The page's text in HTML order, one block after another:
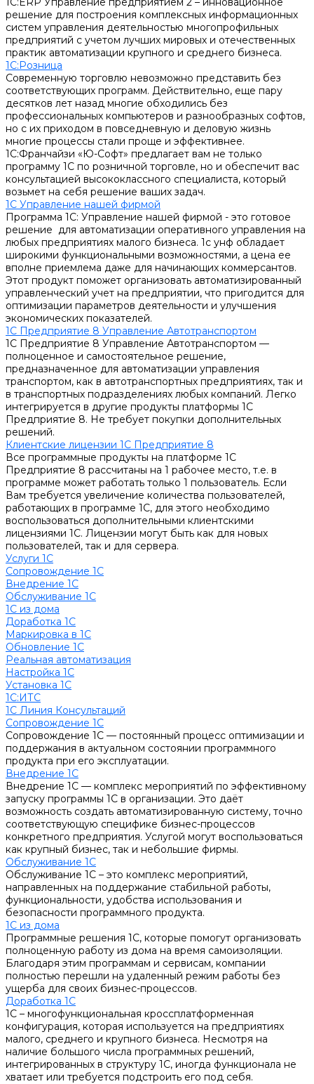
решение для построения комплексных информационных
систем управления деятельностью многопрофильных
предприятий с учетом лучших мировых и отечественных
практик автоматизации крупного и среднего бизнеса.
1С:Розница
Современную торговлю невозможно представить без
соответствующих программ. Действительно, еще пару
десятков лет назад многие обходились без
профессиональных компьютеров и разнообразных софтов,
но с их приходом в повседневную и деловую жизнь
многие процессы стали проще и эффективнее.
1С:Франчайзи «Ю-Софт» предлагает вам не только
программу 1С по розничной торговле, но и обеспечит вас
консультацией высококлассного специалиста, который
возьмет на себя решение ваших задач.
1С Управление нашей фирмой
Программа 1С: Управление нашей фирмой - это готовое
решение для автоматизации оперативного управления на
любых предприятиях малого бизнеса. 1с унф обладает
широкими функциональными возможностями, а цена ее
вполне приемлема даже для начинающих коммерсантов.
Этот продукт поможет организовать автоматизированный
управленческий учет на предприятии, что пригодится для
оптимизации параметров деятельности и улучшения
экономических показателей.
1С Предприятие 8 Управление Автотранспортом
1С Предприятие 8 Управление Автотранспортом —
полноценное и самостоятельное решение,
предназначенное для автоматизации управления
транспортом, как в автотранспортных предприятиях, так и
в транспортных подразделениях любых компаний. Легко
интегрируется в другие продукты платформы 1С
Предприятие 8. Не требует покупки дополнительных
решений.
Клиентские лицензии 1С Предприятие 8
Все программные продукты на платформе 1С
Предприятие 8 рассчитаны на 1 рабочее место, т.е. в
программе может работать только 1 пользователь. Если
Вам требуется увеличение количества пользователей,
работающих в программе 1С, для этого необходимо
воспользоваться дополнительными клиентскими
лицензиями 1С. Лицензии могут быть как для новых
пользователей, так и для сервера.
Услуги 1С
Сопровождение 1С
Внедрение 1С
Обслуживание 1С
1С из дома
Доработка 1С
Маркировка в 1С
Обновление 1С
Реальная автоматизация
Настройка 1С
Установка 1С
1С:ИТС
1С Линия Консультаций
Сопровождение 1С
Сопровождение 1С — постоянный процесс оптимизации и
поддержания в актуальном состоянии программного
продукта при его эксплуатации.
Внедрение 1С
Внедрение 1С — комплекс мероприятий по эффективному
запуску программы 1С в организации. Это даёт
возможность создать автоматизированную систему, точно
соответствующую специфике бизнес-процессов
конкретного предприятия. Услугой могут воспользоваться
как крупный бизнес, так и небольшие фирмы.
Обслуживание 1С
Обслуживание 1С – это комплекс мероприятий,
направленных на поддержание стабильной работы,
функциональности, удобства использования и
безопасности программного продукта.
1С из дома
Программные решения 1С, которые помогут организовать
полноценную работу из дома на время самоизоляции.
Благодаря этим программам и сервисам, компании
полностью перешли на удаленный режим работы без
ущерба для своих бизнес-процессов.
Доработка 1С
1С – многофункциональная кроссплатформенная
конфигурация, которая используется на предприятиях
малого, среднего и крупного бизнеса. Несмотря на
наличие большого числа программных решений,
интегрированных в структуру 1С, иногда функционала не
хватает или требуется подстроить его под себя.